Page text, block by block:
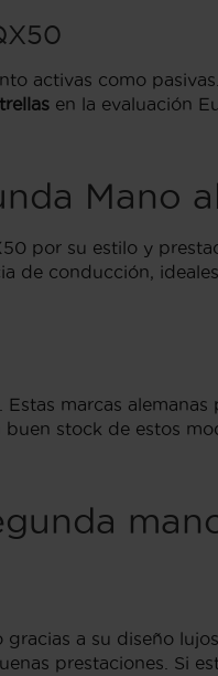
activas como
en la evaluación
Mano
por su estilo y
de conducción,
. Estas marcas
stock de estos
a su diseño
prestaciones. Si